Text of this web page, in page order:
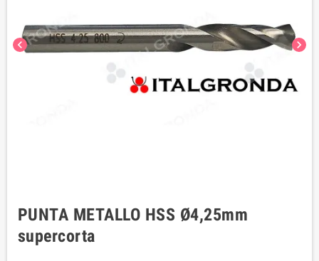
chevron_left chevron_right
PUNTA METALLO HSS Ø4,25mm
supercorta